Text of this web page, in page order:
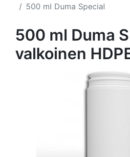
500 ml Duma Special
500 ml Duma
valkoinen